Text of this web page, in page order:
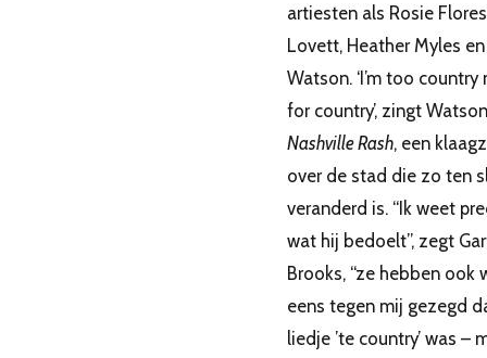
artiesten als Rosie
Lovett, Heather Myles
Watson. ‘I’m too country
for country’, zingt
Nashville Rash, een
over de stad die zo ten
veranderd is. “Ik weet
wat hij bedoelt”, zegt
Brooks, “ze hebben ook
eens tegen mij gezegd
liedje ’te country’ was –